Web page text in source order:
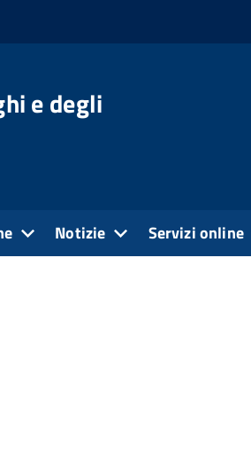
e degli
Notizie
Servizi online